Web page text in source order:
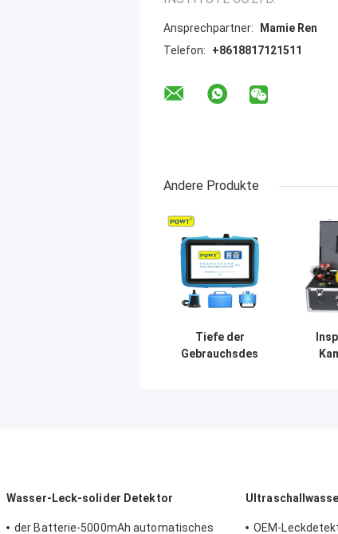
Ansprechpartner:
Mamie Ren
Telefon:
+8618817121511
Andere Produkte
Tiefe der
Gebrauchsdes
Wasser-Leck-solider Detektor
der Batterie-5000mAh automatisches OEM-